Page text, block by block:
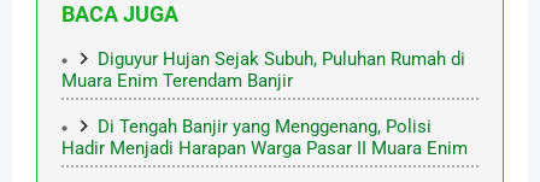
BACA JUGA
Diguyur Hujan Sejak Subuh, Puluhan Rumah di
Muara Enim Terendam Banjir
Di Tengah Banjir yang Menggenang, Polisi
Hadir Menjadi Harapan Warga Pasar II Muara Enim